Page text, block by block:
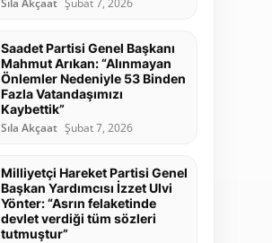
Sıla Akçaat Şubat 7, 2026
Saadet Partisi Genel Başkanı
Mahmut Arıkan: “Alınmayan
Önlemler Nedeniyle 53 Binden
Fazla Vatandaşımızı
Kaybettik”
Sıla Akçaat Şubat 7, 2026
Milliyetçi Hareket Partisi Genel
Başkan Yardımcısı İzzet Ulvi
Yönter: “Asrın felaketinde
devlet verdiği tüm sözleri
tutmuştur”